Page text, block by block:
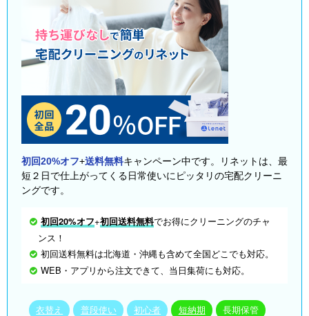
初回20%オフ+送料無料キャンペーン中です。リネットは、最
短２日で仕上がってくる日常使いにピッタリの宅配クリーニ
ングです。
初回20%オフ+初回送料無料でお得にクリーニングのチャ
ンス！
初回送料無料は北海道・沖縄も含めて全国どこでも対応。
WEB・アプリから注文できて、当日集荷にも対応。
衣替え 普段使い 初心者 短納期 長期保管